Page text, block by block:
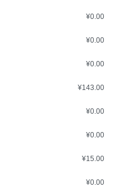
¥0.00
¥0.00
¥0.00
¥143.00
¥0.00
¥0.00
¥15.00
¥0.00